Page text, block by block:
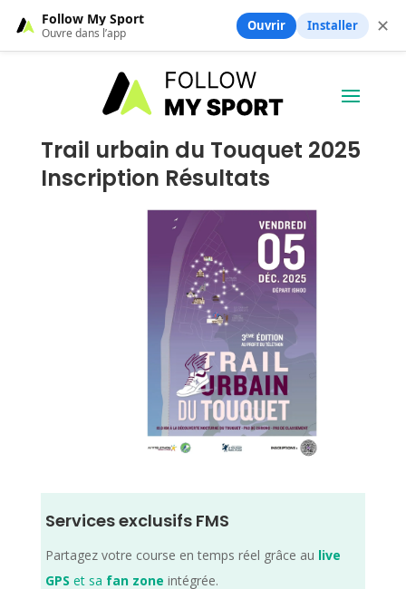
Trail urbain du Touquet 2025
Inscription Résultats
Services exclusifs FMS
Partagez votre course en temps réel grâce au live
GPS et sa fan zone intégrée.
Follow My Sport
Ouvre dans l’app Ouvrir Installer ✕